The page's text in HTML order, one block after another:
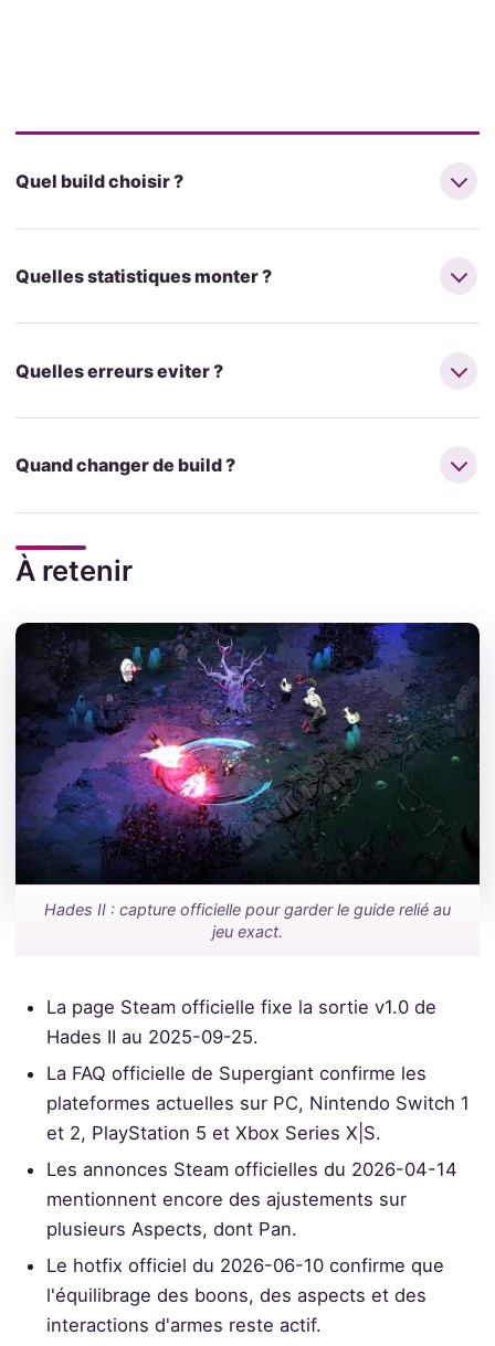
Quel build choisir ?
Quelles statistiques monter ?
Quelles erreurs eviter ?
Quand changer de build ?
À retenir
Hades II : capture officielle pour garder le guide relié au
jeu exact.
La page Steam officielle fixe la sortie v1.0 de
Hades II au 2025-09-25.
La FAQ officielle de Supergiant confirme les
plateformes actuelles sur PC, Nintendo Switch 1
et 2, PlayStation 5 et Xbox Series X|S.
Les annonces Steam officielles du 2026-04-14
mentionnent encore des ajustements sur
plusieurs Aspects, dont Pan.
Le hotfix officiel du 2026-06-10 confirme que
l'équilibrage des boons, des aspects et des
interactions d'armes reste actif.